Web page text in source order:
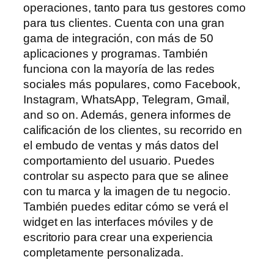
operaciones, tanto para tus gestores como
para tus clientes. Cuenta con una gran
gama de integración, con más de 50
aplicaciones y programas. También
funciona con la mayoría de las redes
sociales más populares, como Facebook,
Instagram, WhatsApp, Telegram, Gmail,
and so on. Además, genera informes de
calificación de los clientes, su recorrido en
el embudo de ventas y más datos del
comportamiento del usuario. Puedes
controlar su aspecto para que se alinee
con tu marca y la imagen de tu negocio.
También puedes editar cómo se verá el
widget en las interfaces móviles y de
escritorio para crear una experiencia
completamente personalizada.